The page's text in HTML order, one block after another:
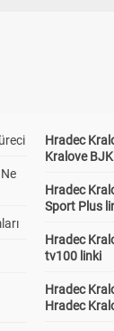
Hradec
Kralove BJK
Hradec
Sport Plus
Hradec
tv100 linki
Hradec
Hradec